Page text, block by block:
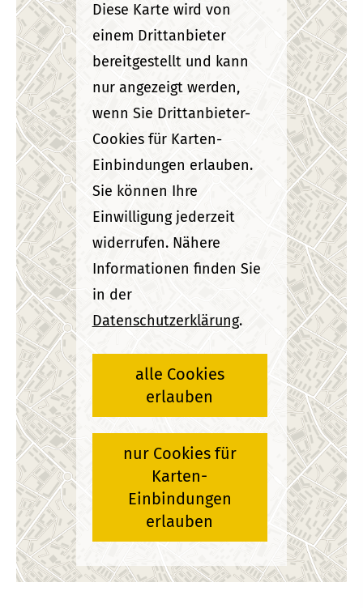
Diese Karte wird von
einem Drittanbieter
bereitgestellt und kann
nur angezeigt werden,
wenn Sie Drittanbieter-
Cookies für Karten-
Einbindungen erlauben.
Sie können Ihre
Einwilligung jederzeit
widerrufen. Nähere
Informationen finden Sie
in der
Datenschutzerklärung.
alle Cookies
erlauben
nur Cookies für
Karten-
Einbindungen
erlauben